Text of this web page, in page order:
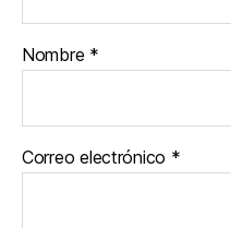
Nombre *
Correo electrónico *